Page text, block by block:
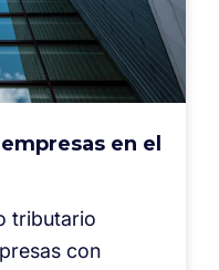
en el
tributario
con